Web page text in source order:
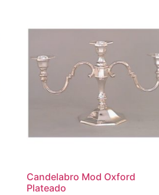
Candelabro Mod Oxford
Plateado